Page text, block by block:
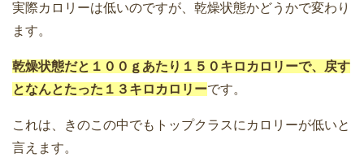
実際カロリーは低いのですが、乾燥状態かどうかで変わり
ます。
乾燥状態だと１００ｇあたり１５０キロカロリーで、戻す
となんとたった１３キロカロリーです。
これは、きのこの中でもトップクラスにカロリーが低いと
言えます。